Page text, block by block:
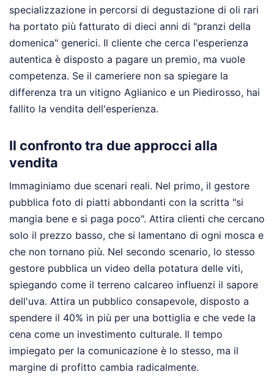
specializzazione in percorsi di degustazione di oli rari
ha portato più fatturato di dieci anni di "pranzi della
domenica" generici. Il cliente che cerca l'esperienza
autentica è disposto a pagare un premio, ma vuole
competenza. Se il cameriere non sa spiegare la
differenza tra un vitigno Aglianico e un Piedirosso, hai
fallito la vendita dell'esperienza.
Il confronto tra due approcci alla
vendita
Immaginiamo due scenari reali. Nel primo, il gestore
pubblica foto di piatti abbondanti con la scritta "si
mangia bene e si paga poco". Attira clienti che cercano
solo il prezzo basso, che si lamentano di ogni mosca e
che non tornano più. Nel secondo scenario, lo stesso
gestore pubblica un video della potatura delle viti,
spiegando come il terreno calcareo influenzi il sapore
dell'uva. Attira un pubblico consapevole, disposto a
spendere il 40% in più per una bottiglia e che vede la
cena come un investimento culturale. Il tempo
impiegato per la comunicazione è lo stesso, ma il
margine di profitto cambia radicalmente.